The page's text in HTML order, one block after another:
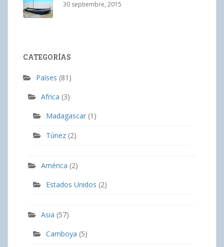
30 septiembre, 2015
CATEGORÍAS
Países (81)
Africa (3)
Madagascar (1)
Túnez (2)
América (2)
Estados Unidos (2)
Asia (57)
Camboya (5)